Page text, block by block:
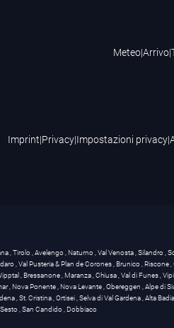
Meteo|Arrivo|
Imprint|Privacy|Impostazioni privacy|
,Tirolo,Avelengo, Naturno,Val Venosta,Silandro,
,Val Pusteria & Plan de Corones, Brunico,Riscone,
, Bressanone, Maranza,Chiusa,Val di Funes,
, Nova Ponente, Nova Levante,Obereggen ,Alpe di
,St. Cristina,Ortisei,Selva di Val Gardena,Alta Badia
Sesto,San Candido, Dobbiaco